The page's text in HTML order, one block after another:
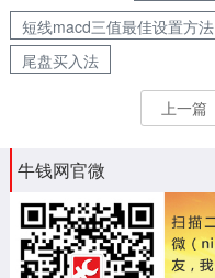
短线macd三值最佳设置方法
尾盘买入法
上一篇
牛钱网官微